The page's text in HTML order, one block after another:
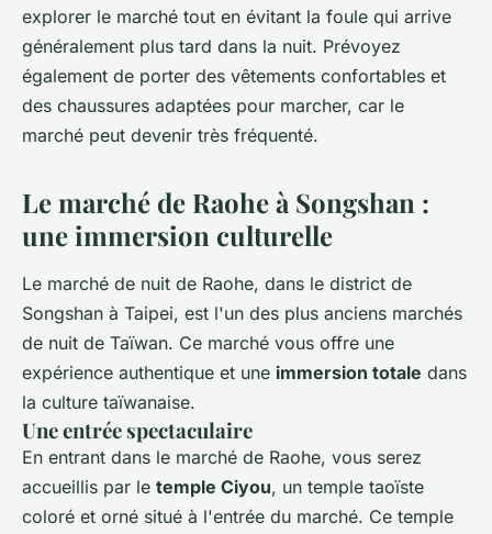
explorer le marché tout en évitant la foule qui arrive
généralement plus tard dans la nuit. Prévoyez
également de porter des vêtements confortables et
des chaussures adaptées pour marcher, car le
marché peut devenir très fréquenté.
Le marché de Raohe à Songshan :
une immersion culturelle
Le marché de nuit de Raohe, dans le district de
Songshan à Taipei, est l'un des plus anciens marchés
de nuit de Taïwan. Ce marché vous offre une
expérience authentique et une immersion totale dans
la culture taïwanaise.
Une entrée spectaculaire
En entrant dans le marché de Raohe, vous serez
accueillis par le temple Ciyou, un temple taoïste
coloré et orné situé à l'entrée du marché. Ce temple